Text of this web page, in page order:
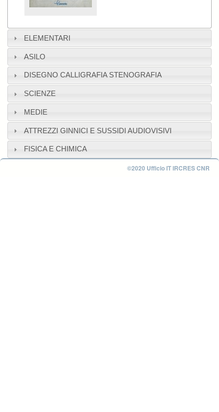
ELEMENTARI
ASILO
DISEGNO CALLIGRAFIA STENOGRAFIA
SCIENZE
MEDIE
ATTREZZI GINNICI E SUSSIDI AUDIOVISIVI
FISICA E CHIMICA
©2020 Ufficio IT IRCRES CNR